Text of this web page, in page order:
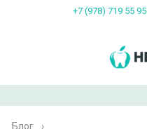
+7 (978) 719 55 95
Блог ›